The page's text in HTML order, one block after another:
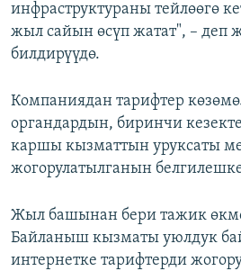
инфраструктураны тейлөөгө
жыл сайын өсүп жатат", – деп
билдирүүдө.
Компаниядан тарифтер
органдардын, биринчи
каршы кызматтын уруксаты
жогорулатылганын
Жыл башынан бери тажик
Байланыш кызматы уюлдук
интернетке тарифтерди